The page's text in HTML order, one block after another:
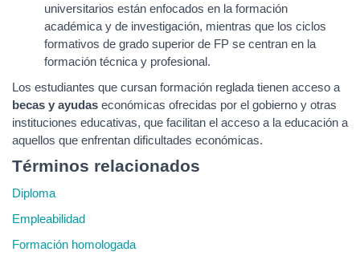
universitarios están enfocados en la formación
académica y de investigación, mientras que los ciclos
formativos de grado superior de FP se centran en la
formación técnica y profesional.
Los estudiantes que cursan formación reglada tienen acceso a
becas y ayudas económicas ofrecidas por el gobierno y otras
instituciones educativas, que facilitan el acceso a la educación a
aquellos que enfrentan dificultades económicas.
Términos relacionados
Diploma
Empleabilidad
Formación homologada